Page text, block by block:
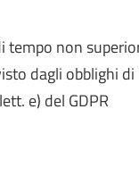
non
dagli obblighi di
e) del GDPR